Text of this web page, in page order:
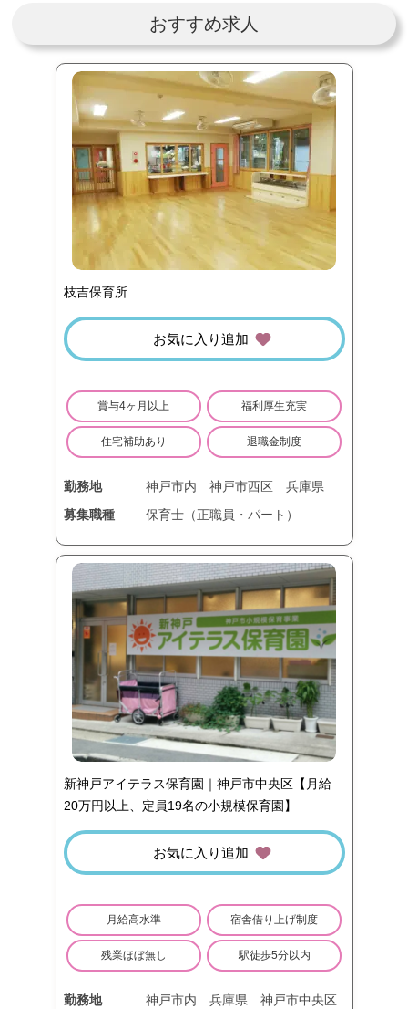
おすすめ求人
枝吉保育所
お気に入り追加
賞与4ヶ月以上 福利厚生充実
住宅補助あり 退職金制度
勤務地 神戸市内 神戸市西区
兵庫県
募集職種
保育士（正職員・パート）
新神戸アイテラス保育園｜神戸市中央区【月給
20万円以上、定員19名の小規模保育園】
お気に入り追加
月給高水準 宿舎借り上げ制度
残業ほぼ無し 駅徒歩5分以内
勤務地 神戸市内 兵庫県
神戸市中央区